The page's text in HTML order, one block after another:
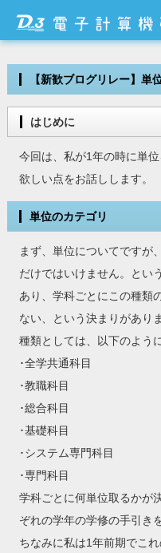
【新歓ブログリレー】
はじめに
今回は、私が1年の時に単
欲しい点をお話しします。
単位のカテゴリ
まず、単位についてですが
だけではいけません。とい
あり、学科ごとにこの種類
ない、という決まりがあり
種類としては、以下のよう
･全学共通科目
･教職科目
･総合科目
･基礎科目
･システム専門科目
･専門科目
学科ごとに何単位取るかが
ぞれの学年の学修の手引き
ちなみに私は1年前期でこ